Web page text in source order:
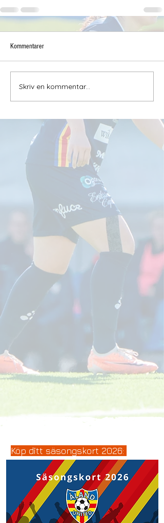
Kommentarer
Skriv en kommentar...
Köp ditt säsongskort 2026: